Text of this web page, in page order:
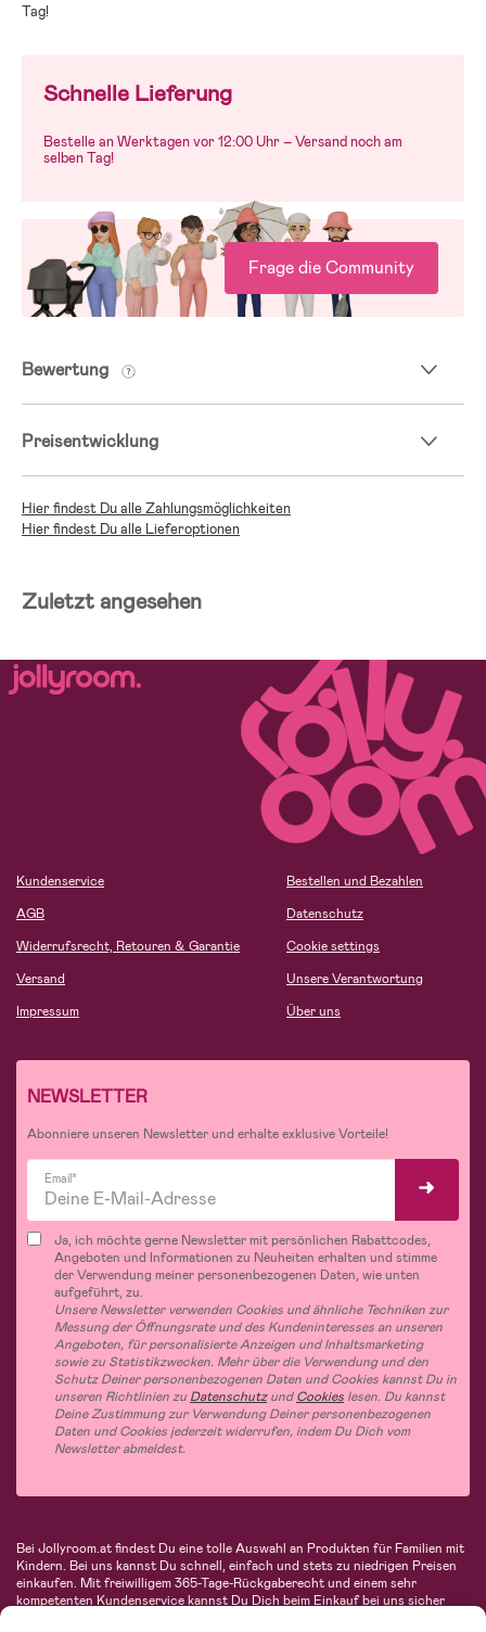
Tag!
Schnelle Lieferung
Bestelle an Werktagen vor 12:00 Uhr – Versand noch am
selben Tag!
Frage die Community
Bewertung
Preisentwicklung
Hier findest Du alle Zahlungsmöglichkeiten
Hier findest Du alle Lieferoptionen
Zuletzt angesehen
Kundenservice
AGB
Widerrufsrecht, Retouren & Garantie
Versand
Impressum
Bestellen und Bezahlen
Datenschutz
Cookie settings
Unsere Verantwortung
Über uns
NEWSLETTER
Abonniere unseren Newsletter und erhalte exklusive Vorteile!
Email*
Ja, ich möchte gerne Newsletter mit persönlichen Rabattcodes,
Angeboten und Informationen zu Neuheiten erhalten und stimme
der Verwendung meiner personenbezogenen Daten, wie unten
aufgeführt, zu.
Unsere Newsletter verwenden Cookies und ähnliche Techniken zur
Messung der Öffnungsrate und des Kundeninteresses an unseren
Angeboten, für personalisierte Anzeigen und Inhaltsmarketing
sowie zu Statistikzwecken. Mehr über die Verwendung und den
Schutz Deiner personenbezogenen Daten und Cookies kannst Du in
unseren Richtlinien zu DatenschutzundCookies lesen. Du kannst
Deine Zustimmung zur Verwendung Deiner personenbezogenen
Daten und Cookies jederzeit widerrufen, indem Du Dich vom
Newsletter abmeldest.
Bei Jollyroom.at findest Du eine tolle Auswahl an Produkten für Familien mit
Kindern. Bei uns kannst Du schnell, einfach und stets zu niedrigen Preisen
einkaufen. Mit freiwilligem 365-Tage-Rückgaberecht und einem sehr
kompetenten Kundenservice kannst Du Dich beim Einkauf bei uns sicher